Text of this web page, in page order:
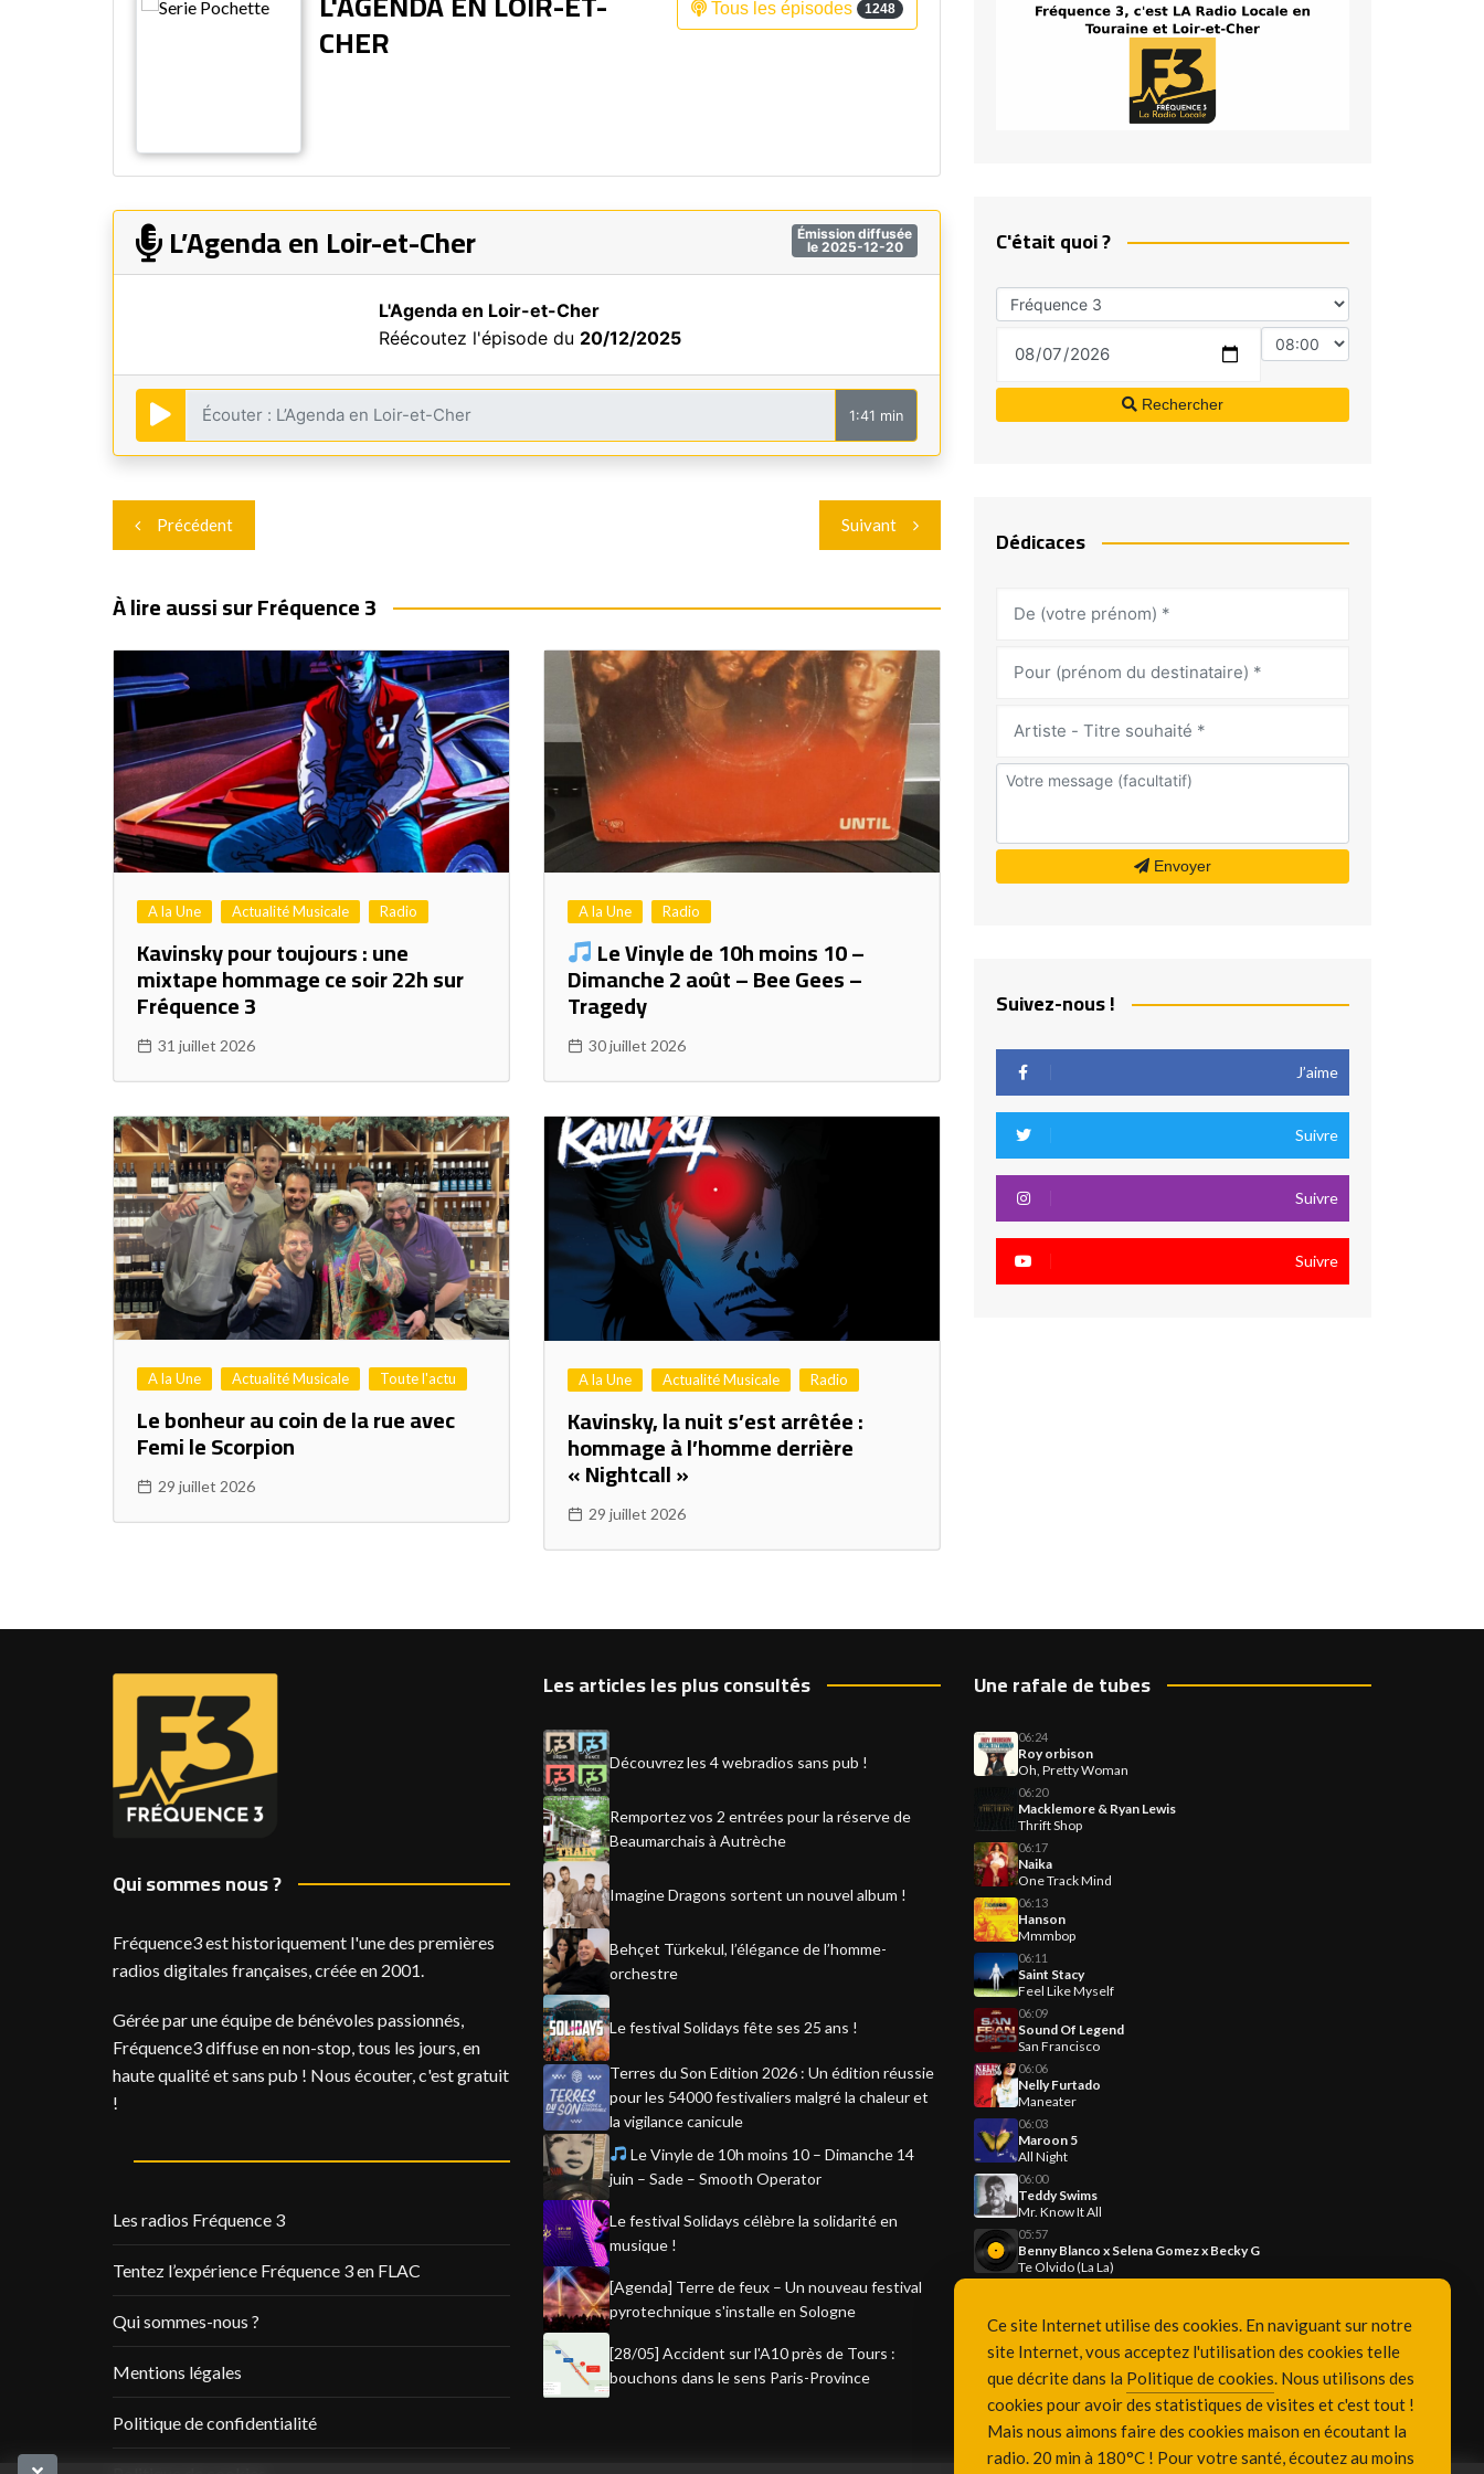
Fréquence 3 Urban
Tous les épisodes 1248
CHER
Émission diffusée
le 2025-12-20
L’Agenda en Loir-et-Cher
L'Agenda en Loir-et-Cher
Réécoutez l'épisode du 20/12/2025
1:41 min
Navigation
de
l’article
Précédent Suivant
À lire aussi sur Fréquence 3
A la Une Actualité Musicale Radio
Kavinsky pour toujours : une
mixtape hommage ce soir 22h sur
Fréquence 3
31 juillet 2026
A la Une Radio
Le Vinyle de 10h moins 10 –
Dimanche 2 août – Bee Gees –
Tragedy
30 juillet 2026
A la Une Actualité Musicale Toute l'actu
Le bonheur au coin de la rue avec
Femi le Scorpion
29 juillet 2026
A la Une Actualité Musicale Radio
Kavinsky, la nuit s’est arrêtée :
hommage à l’homme derrière
« Nightcall »
29 juillet 2026
C'était quoi ?
Rechercher
Dédicaces
Envoyer
Suivez-nous !
J’aime
Suivre
Suivre
Suivre
Qui sommes nous ?
Fréquence3 est historiquement l'une des premières
radios digitales françaises, créée en 2001.
Gérée par une équipe de bénévoles passionnés,
Fréquence3 diffuse en non-stop, tous les jours, en
haute qualité et sans pub ! Nous écouter, c'est gratuit
!
Les radios Fréquence 3
Tentez l’expérience Fréquence 3 en FLAC
Qui sommes-nous ?
Mentions légales
Politique de confidentialité
Les articles les plus consultés
Découvrez les 4 webradios sans pub !
Remportez vos 2 entrées pour la réserve de
Beaumarchais à Autrèche
Imagine Dragons sortent un nouvel album !
Behçet Türkekul, l’élégance de l’homme-
orchestre
Le festival Solidays fête ses 25 ans !
Terres du Son Edition 2026 : Un édition réussie
pour les 54000 festivaliers malgré la chaleur et
la vigilance canicule
Le Vinyle de 10h moins 10 – Dimanche 14
juin – Sade – Smooth Operator
Le festival Solidays célèbre la solidarité en
musique !
[Agenda] Terre de feux – Un nouveau festival
pyrotechnique s'installe en Sologne
[28/05] Accident sur l'A10 près de Tours :
bouchons dans le sens Paris-Province
Une rafale de tubes
06:24
Roy orbison
Oh, Pretty Woman
06:20
Macklemore & Ryan Lewis
Thrift Shop
06:17
Naika
One Track Mind
06:13
Hanson
Mmmbop
06:11
Saint Stacy
Feel Like Myself
06:09
Sound Of Legend
San Francisco
06:06
Nelly Furtado
Maneater
06:03
Maroon 5
All Night
06:00
Teddy Swims
Mr. Know It All
05:57
Benny Blanco x Selena Gomez x Becky G
Te Olvido (La La)
Ce site Internet utilise des cookies. En naviguant sur notre
site Internet, vous acceptez l'utilisation des cookies telle
que décrite dans la Politique de cookies. Nous utilisons des
cookies pour avoir des statistiques de visites et c'est tout !
Mais nous aimons faire des cookies maison en écoutant la
radio. 20 min à 180°C ! Pour votre santé, écoutez au moins